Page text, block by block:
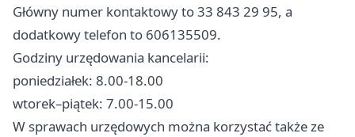
Główny numer kontaktowy to 33 843 29 95, a
dodatkowy telefon to 606135509.
Godziny urzędowania kancelarii:
poniedziałek: 8.00-18.00
wtorek–piątek: 7.00-15.00
W sprawach urzędowych można korzystać także ze